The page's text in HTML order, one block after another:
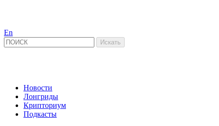
En
Новости
Лонгриды
Крипториум
Подкасты